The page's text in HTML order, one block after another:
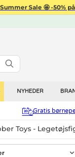
Summer Sale 🤩 -50%
NYHEDER
Gratis
Toys -